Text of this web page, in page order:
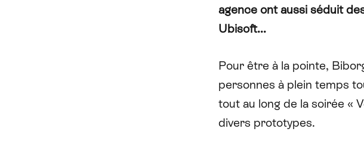
agence ont aussi séduit
Ubisoft...
Pour être à la pointe,
personnes à plein temps
tout au long de la soirée «
divers prototypes.